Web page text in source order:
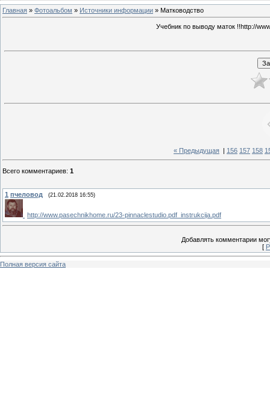
Главная » Фотоальбом » Источники информации » Матководство
Учебник по выводу маток !!http://
« Предыдущая 156 157 158
Всего комментариев: 1
1 пчеловод (21.02.2018 16:55)
http://www.pasechnikhome.ru/23-pinnaclestudio.pdf_instrukcija.pdf
Добавлять комментарии
[
Полная версия сайта